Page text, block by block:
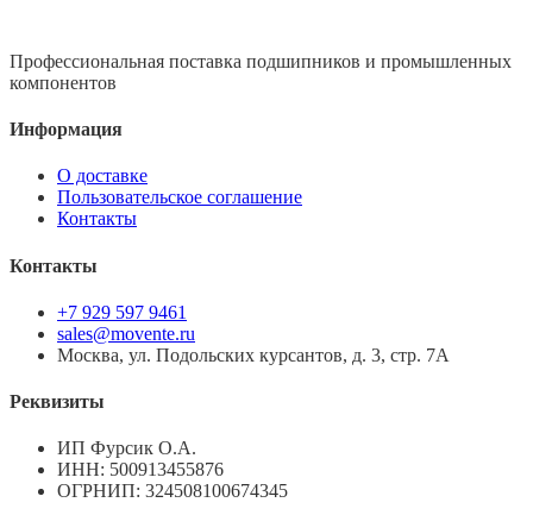
Профессиональная поставка подшипников и промышленных
компонентов
Информация
О доставке
Пользовательское соглашение
Контакты
Контакты
+7 929 597 9461
sales@movente.ru
Москва, ул. Подольских курсантов, д. 3, стр. 7А
Реквизиты
ИП Фурсик О.А.
ИНН: 500913455876
ОГРНИП: 324508100674345